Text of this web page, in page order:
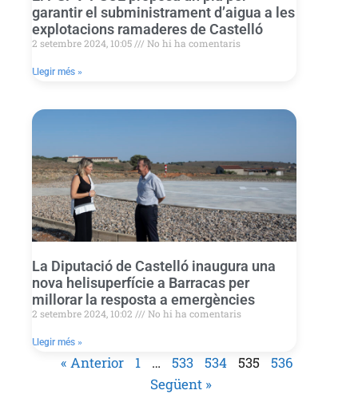
garantir el subministrament d’aigua a les
explotacions ramaderes de Castelló
2 setembre 2024, 10:05 No hi ha comentaris
Llegir més »
La Diputació de Castelló inaugura una
nova helisuperfície a Barracas per
millorar la resposta a emergències
2 setembre 2024, 10:02 No hi ha comentaris
Llegir més »
« Anterior 1 … 533 534 535
536
Següent »